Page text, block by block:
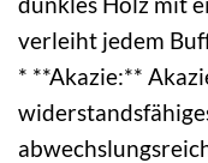
verleiht jedem
* **Akazie:**